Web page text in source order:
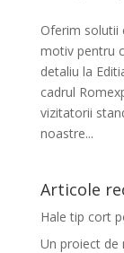
Oferim solutii
motiv pentru
detaliu la
cadrul
vizitatorii
noastre...
Articole
Hale tip cort
Un proiect de